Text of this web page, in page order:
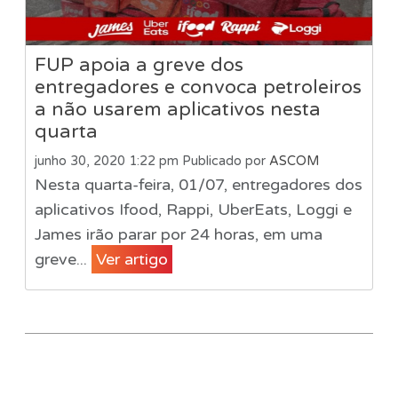
FUP apoia a greve dos
entregadores e convoca petroleiros
a não usarem aplicativos nesta
quarta
junho 30, 2020 1:22 pm Publicado por ASCOM
Nesta quarta-feira, 01/07, entregadores dos
aplicativos Ifood, Rappi, UberEats, Loggi e
James irão parar por 24 horas, em uma
greve... Ver artigo